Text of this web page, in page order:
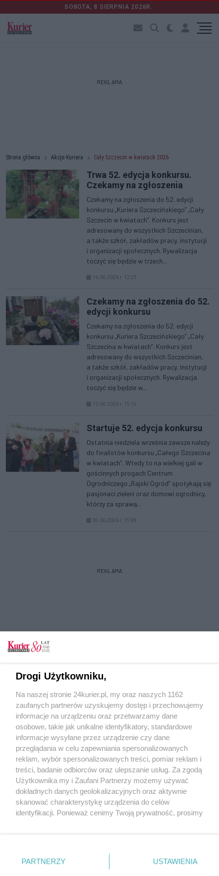
SOBOTA, 8 SIERPNIA 2026R.
REKLAMA
Strona główna Akcje Kuriera Cały Szczecin w kwiatach 2026
Trwa 52. edycja konkursu.
Czekamy na zgłoszenia
Czekamy na zgłoszenia do 52. edycji
konkursu „Kuriera Szczecińskiego” „Cały
Szczecin w kwiatach”. Konkurs jest
adresowany do wszystkich Szczecinian,
a także szkół, zakładów pracy, instytucji
i organizacji społecznych. Rywalizacja
toczyć się będzie w trzech...
16.06.2026 r. 12:23
Czekamy na zgłoszenia do 52.
edycji konkursu
Czekamy na zgłoszenia do 52. edycji
konkursu „Kuriera Szczecińskiego” „Cały
Szczecina w kwiatach”. Konkurs jest
adresowany do wszystkich Szczecinian,
a także szkół, zakładów pracy, instytucji
i organizacji społecznych. Rywalizacja
toczyć się będzie w...
10.06.2026 r. 15:15
Startuje 52. edycja konkursu
Ostatnia niedziela września zawsze należy
do finalistów konkursu „Całego Szczecina
w kwiatach”. Wtedy to na wielkiej gali w
gościnnych progach Centrum
Ogrodniczego „Rajski Ogród” spotykają się
pasjonaci zieleni oraz domowi ogrodnicy,
którzy za sprawą...
05.06.2026 r. 15:09
REKLAMA
Copyright © 2022 Kurier Szczeciński sp. z o.o.
Wszelkie prawa zastrzeżone
Drogi Użytkowniku,
Na naszej stronie 24kurier.pl, my oraz naszych 1162
zaufanych partnerów uzyskujemy dostęp i przechowujemy
informacje na urządzeniu oraz przetwarzamy dane
osobowe, takie jak unikalne identyfikatory, standardowe
informacje wysyłane przez urządzenie czy dane
przeglądania w celu zapewniania spersonalizowanych
reklam, wybór spersonalizowanych treści, pomiar reklam i
treści, badanie odbiorców oraz ulepszanie usług. Za zgodą
Użytkownika my i Zaufani Partnerzy możemy używać
dokładnych danych geolokalizacyjnych oraz aktywnie
skanować charakterystykę urządzenia do celów
identyfikacji. Ponieważ cenimy Twoją prywatność, prosimy
prywatności znajdujący się w lewym dolnym rogu strony
. Niektóre rodzaje przetwarzania danych nie wymagają
PARTNERZY USTAWIENIA